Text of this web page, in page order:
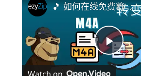
Play
🎵 如何在线免费将 M4A 转换为 MP4 | 无需安装软件